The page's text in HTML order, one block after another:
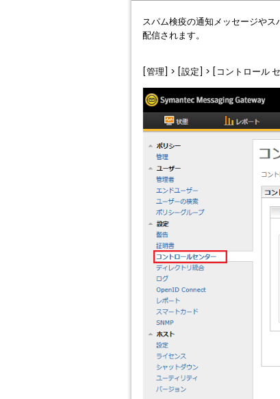
スパム検疫の通知メッセージや
配信されます。
[管理] > [設定] > [コントロール